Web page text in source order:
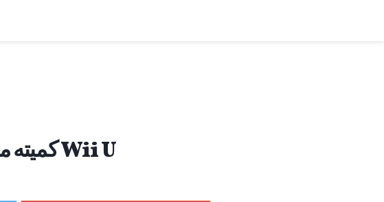
کمیته مبارزه با سانسور: حالت داستان منتشر شده در Wii U